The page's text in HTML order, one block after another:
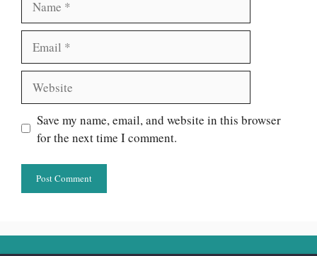
Save my name, email, and website in this browser
for the next time I comment.